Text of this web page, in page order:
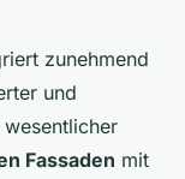
zunehmend
und
Fassaden mit